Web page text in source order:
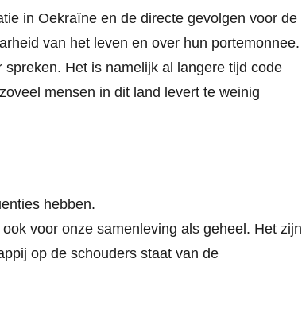
in Oekraïne en de directe gevolgen voor de
van het leven en over hun portemonnee.
Het is namelijk al langere tijd code
mensen in dit land levert te weinig
hebben.
voor onze samenleving als geheel. Het zijn
op de schouders staat van de